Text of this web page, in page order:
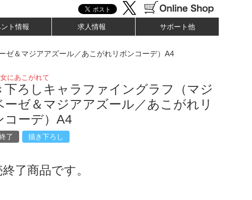
ト情報 求人情報 サポート他
＆マジアアズール／あこがれリボンコーデ）A4
にあこがれて
下ろしキャラファイングラフ（マジ
ーゼ＆マジアアズール／あこがれリ
コーデ）A4
了 描き下ろし
了商品です。